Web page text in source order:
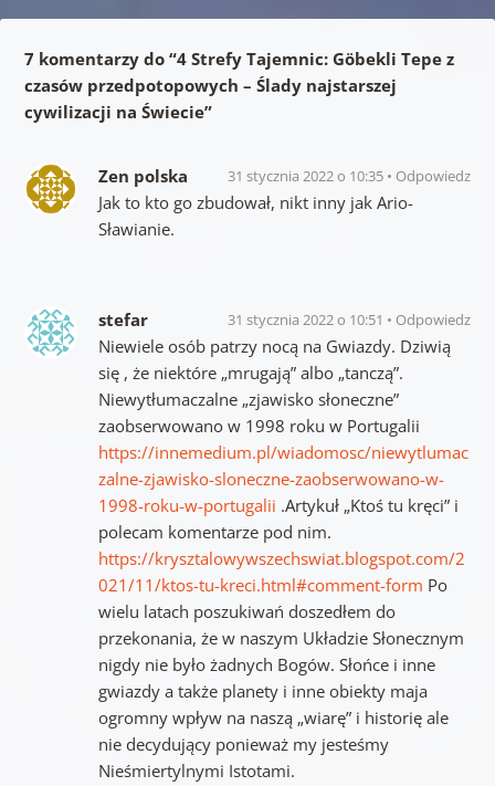
7 komentarzy do “4 Strefy Tajemnic: Göbekli Tepe z
czasów przedpotopowych – Ślady najstarszej
cywilizacji na Świecie”
Zen polska 31 stycznia 2022 o 10:35 Odpowiedz
Jak to kto go zbudował, nikt inny jak Ario-
Sławianie.
stefar 31 stycznia 2022 o 10:51 Odpowiedz
Niewiele osób patrzy nocą na Gwiazdy. Dziwią
się , że niektóre „mrugają” albo „tanczą”.
Niewytłumaczalne „zjawisko słoneczne”
zaobserwowano w 1998 roku w Portugalii
https://innemedium.pl/wiadomosc/niewytlumac
zalne-zjawisko-sloneczne-zaobserwowano-w-
1998-roku-w-portugalii .Artykuł „Ktoś tu kręci” i
polecam komentarze pod nim.
https://krysztalowywszechswiat.blogspot.com/2
021/11/ktos-tu-kreci.html#comment-form Po
wielu latach poszukiwań doszedłem do
przekonania, że w naszym Układzie Słonecznym
nigdy nie było żadnych Bogów. Słońce i inne
gwiazdy a także planety i inne obiekty maja
ogromny wpływ na naszą „wiarę” i historię ale
nie decydujący ponieważ my jesteśmy
Nieśmiertylnymi Istotami.